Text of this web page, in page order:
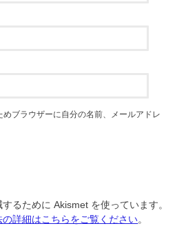
ブラウザーに自分の名前、メールアドレ
るために Akismet を使っています。
詳細はこちらをご覧ください。